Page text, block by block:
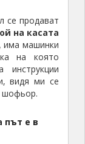
се продават
на касата
има машинки
на която
видя ми се
шофьор.
път е в